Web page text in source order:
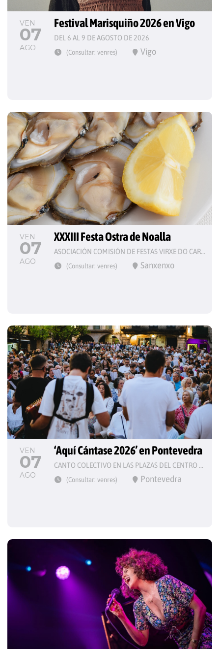
VEN
07
AGO
Festival Marisquiño 2026 en Vigo
DEL 6 AL 9 DE AGOSTO DE 2026
(Consultar: venres) Vigo
VEN
07
AGO
XXXIII Festa Ostra de Noalla
ASOCIACIÓN COMISIÓN DE FESTAS VIRXE DO CARME
(Consultar: venres) Sanxenxo
VEN
07
AGO
‘Aquí Cántase 2026’ en Pontevedra
CANTO COLECTIVO EN LAS PLAZAS DEL CENTRO HISTÓRICO
(Consultar: venres) Pontevedra